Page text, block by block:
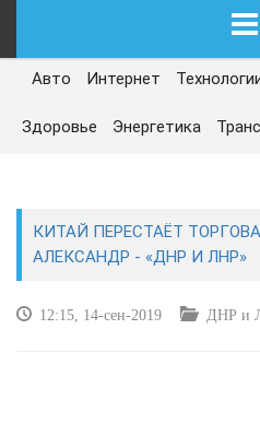
ГЛАВНАЯ
СЕГОДНЯ
ЭКОНОМИКА
Авто Интернет
Здоровье Энергетика
КИТАЙ ПЕРЕСТАЁТ
АЛЕКСАНДР - «ДНР И ЛНР»
12:15, 14-сен-2019 ДНР и